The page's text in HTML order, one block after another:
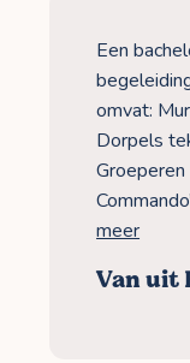
Een
omvat:
Dorpels
meer
Van uit